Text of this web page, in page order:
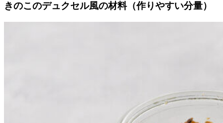
きのこのデュクセル風の材料（作りやすい分量）